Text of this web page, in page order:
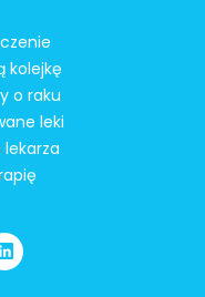
kolejkę
o raku
leki
lekarza